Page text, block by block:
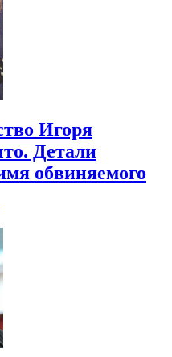
Игоря
Детали
обвиняемого